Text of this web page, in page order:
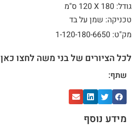
גודל: 180 X
120 ס"מ
טכניקה: שמן על בד
מק"ט: 1-120-180-6650
לכל הציורים של בני משה לחצו כאן
שתף:
מידע נוסף